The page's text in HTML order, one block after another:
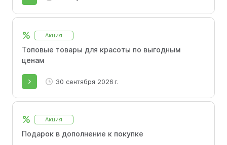
% Акция
Топовые товары для красоты по выгодным
ценам
30 сентября 2026 г.
% Акция
Подарок в дополнение к покупке